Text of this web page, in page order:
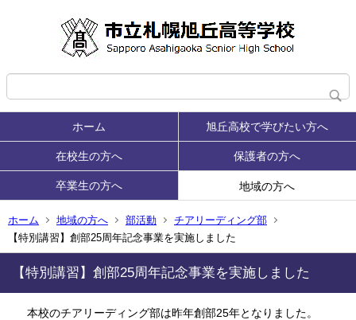
ホーム 旭丘高校で学びたい方へ
在校生の方へ 保護者の方へ
卒業生の方へ 地域の方へ
ホーム 地域の方へ 部活動
チアリーディング部
【特別講習】創部25周年記念事業を実施しました
【特別講習】創部25周年記念事業を実施しました
本校のチアリーディング部は昨年創部25年となりました。